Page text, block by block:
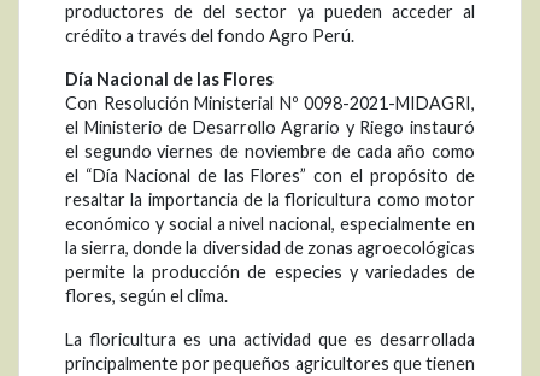
productores de del sector ya pueden acceder al
crédito a través del fondo Agro Perú.
Día Nacional de las Flores
Con Resolución Ministerial Nº 0098-2021-MIDAGRI,
el Ministerio de Desarrollo Agrario y Riego instauró
el segundo viernes de noviembre de cada año como
el “Día Nacional de las Flores” con el propósito de
resaltar la importancia de la floricultura como motor
económico y social a nivel nacional, especialmente en
la sierra, donde la diversidad de zonas agroecológicas
permite la producción de especies y variedades de
flores, según el clima.
La floricultura es una actividad que es desarrollada
principalmente por pequeños agricultores que tienen